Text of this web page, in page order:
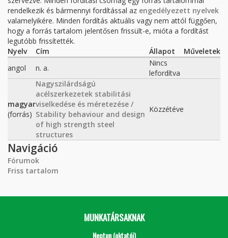
rendelkezik és bármennyi fordítással az engedélyezett nyelvek
valamelyikére. Minden fordítás aktuális vagy nem attól függően,
hogy a forrás tartalom jelentősen frissült-e, mióta a fordítást
legutóbb frissítették.
Nyelv
Cím Állapot
Műveletek
angol
n. a.
Nincs
lefordítva
magyar
(forrás)
Nagyszilárdságú
acélszerkezetek stabilitási
viselkedése és méretezése /
Stability behaviour and design
of high strength steel
structures
Közzétéve
Navigáció
Fórumok
Friss tartalom
MUNKATÁRSAKNAK
Neptun (oktatói)